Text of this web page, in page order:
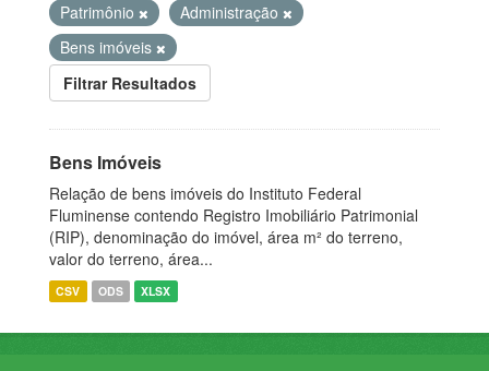
Patrimônio
Administração
Bens imóveis
Filtrar Resultados
Bens Imóveis
Relação de bens imóveis do Instituto Federal
Fluminense contendo Registro Imobiliário Patrimonial
(RIP), denominação do imóvel, área m² do terreno,
valor do terreno, área...
CSV ODS XLSX